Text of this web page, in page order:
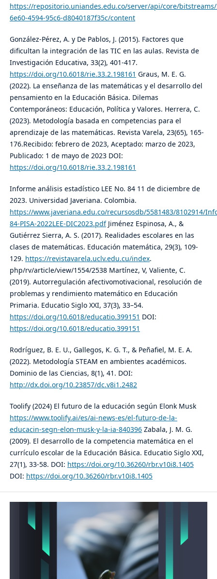
https://repositorio.uniandes.edu.co/server/api/core/bitstreams/
6e60-4594-95c6-d8040187f35c/content
González-Pérez, A. y De Pablos, J. (2015). Factores que
dificultan la integración de las TIC en las aulas. Revista de
Investigación Educativa, 33(2), 401-417.
https://doi.org/10.6018/rie.33.2.198161 Graus, M. E. G.
(2022). La enseñanza de las matemáticas y el desarrollo del
pensamiento en la Educación Básica. Dilemas
Contemporáneos: Educación, Política y Valores. Herrera, C.
(2023). Metodología basada en competencias para el
aprendizaje de las matemáticas. Revista Varela, 23(65), 165-
176.Recibido: febrero de 2023, Aceptado: marzo de 2023,
Publicado: 1 de mayo de 2023 DOI:
https://doi.org/10.6018/rie.33.2.198161
Informe análisis estadístico LEE No. 84 11 de diciembre de
2023. Universidad Javeriana. Colombia.
https://www.javeriana.edu.co/recursosdb/5581483/8102914/
84-PISA-2022LEE-DIC2023.pdfJiménez Espinosa, A., &
Gutiérrez Sierra, A. S. (2017). Realidades escolares en las
clases de matemáticas. Educación matemática, 29(3), 109-
129. https://revistavarela.uclv.edu.cu/index.
php/rv/article/view/1554/2538 Martínez, V, Valiente, C.
(2019). Autorregulación afectivomotivacional, resolución de
problemas y rendimiento matemático en Educación
Primaria. Educatio Siglo XXI, 37(3), 33–54.
https://doi.org/10.6018/educatio.399151 DOI:
https://doi.org/10.6018/educatio.399151
Rodríguez, B. E. U., Gallegos, K. G. T., & Peñafiel, M. E. A.
(2022). Metodología STEAM en ambientes académicos.
Dominio de las Ciencias, 8(1), 41. DOI:
http://dx.doi.org/10.23857/dc.v8i1.2482
Toolify (2024) El futuro de la educación según Elonk Musk
https://www.toolify.ai/es/ai-news-es/el-futuro-de-la-
educacin-segn-elon-musk-y-la-ia-840396Zabala, J. M. G.
(2009). El desarrollo de la competencia matemática en el
currículo escolar de la Educación Básica. Educatio Siglo XXI,
27(1), 33-58. DOI: https://doi.org/10.36260/rbr.v10i8.1405
DOI: https://doi.org/10.36260/rbr.v10i8.1405